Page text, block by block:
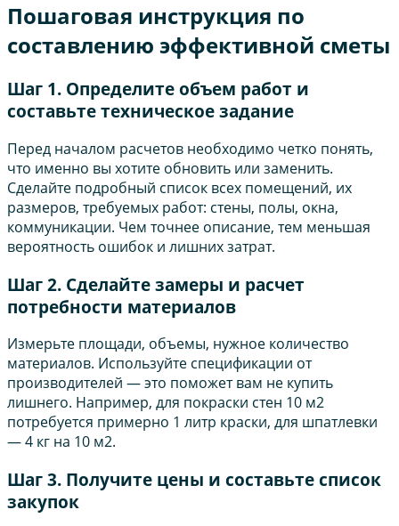
Пошаговая инструкция по
составлению эффективной сметы
Шаг 1. Определите объем работ и
составьте техническое задание
Перед началом расчетов необходимо четко понять,
что именно вы хотите обновить или заменить.
Сделайте подробный список всех помещений, их
размеров, требуемых работ: стены, полы, окна,
коммуникации. Чем точнее описание, тем меньшая
вероятность ошибок и лишних затрат.
Шаг 2. Сделайте замеры и расчет
потребности материалов
Измерьте площади, объемы, нужное количество
материалов. Используйте спецификации от
производителей — это поможет вам не купить
лишнего. Например, для покраски стен 10 м2
потребуется примерно 1 литр краски, для шпатлевки
— 4 кг на 10 м2.
Шаг 3. Получите цены и составьте список
закупок